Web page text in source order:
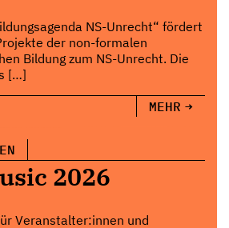
NS-Unrecht“ fördert
der non-formalen
Bildung zum NS-Unrecht. Die
[…]
MEHR
2026
Veranstalter:innen und